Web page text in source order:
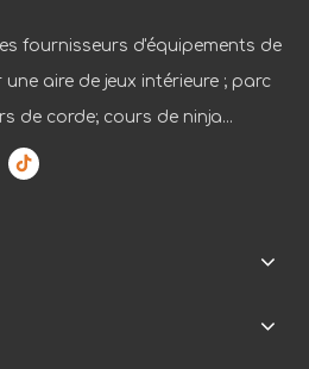
fournisseurs d'équipements de
une aire de jeux intérieure ; parc
de corde; cours de ninja...